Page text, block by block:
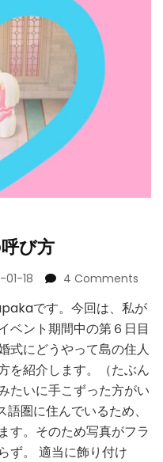
び方
18 4 Comments
つ
森
結
婚
式
の
人
です。今回は、私が
ベント期間中の第６日目
式にどうやって島の住人
を紹介します。（たぶん
たいに手こずった方がい
圏に住んでいるため、
す。そのため写真がフラ
ず。 適当に飾り付け